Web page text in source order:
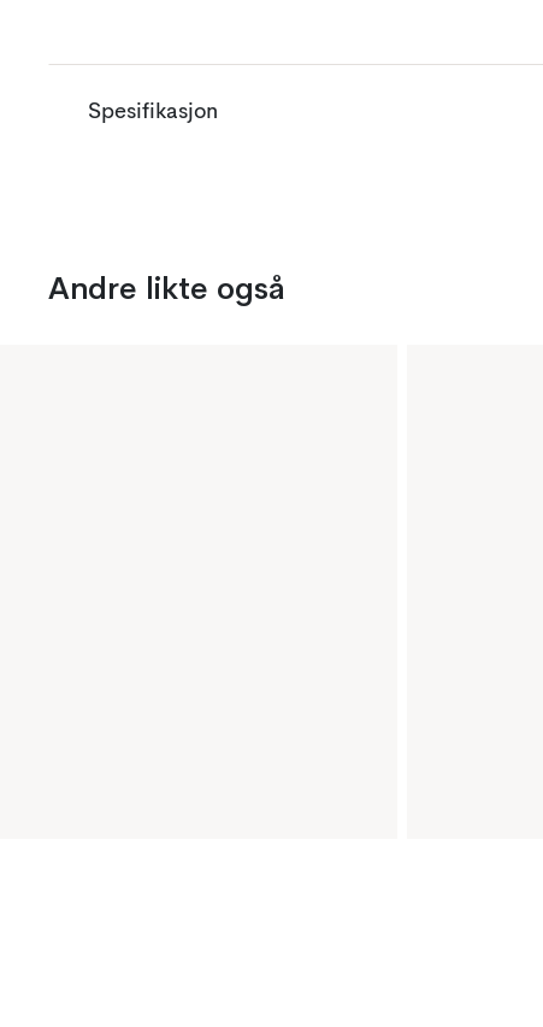
Spesifikasjon
Andre likte også